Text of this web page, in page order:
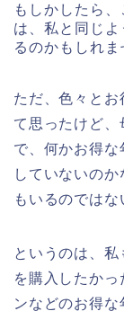
もしかしたら
は、私と同じ
るのかもしれま
ただ、色々とお
て思ったけど、
で、何かお得
していないの
もいるのではな
というのは、
を購入したか
ンなどのお得